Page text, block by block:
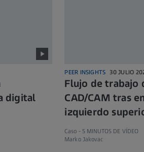
digital
PEER INSIGHTS 30 JULIO
Flujo de trabajo
CAD/CAM tras
izquierdo
Caso - 5 MINUTOS DE VÍDEO
Marko Jakovac